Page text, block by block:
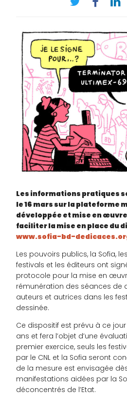
Les informations pratiques
le 16 mars sur la plateforme
développée et mise en
faciliter la mise en place du
www.sofia-bd-
Les pouvoirs publics, la Sofia,
festivals et les éditeurs ont
protocole pour la mise en
rémunération des séances de
auteurs et autrices dans les
dessinée.
Ce dispositif est prévu à ce
ans et fera l’objet d’une
premier exercice, seuls les
par le CNL et la Sofia seront
de la mesure est envisagée
manifestations aidées par la
déconcentrés de l’Etat.